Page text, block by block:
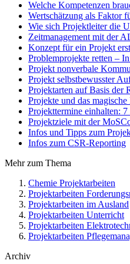
Welche Kompetenzen
Wertschätzung als Faktor
Wie sich Projektleiter die
Zeitmanagement mit der
Konzept für ein Projekt
Problemprojekte retten –
Projekt nonverbale
Projekt selbstbewusster
Projektarten auf Basis der
Projekte und das
Projekttermine einhalten:
Projektziele mit der
Infos und Tipps zum
Infos zum CSR-Reporting
Mehr zum Thema
Chemie Projektarbeiten
Projektarbeiten
Projektarbeiten im Ausland
Projektarbeiten Unterricht
Projektarbeiten
Projektarbeiten
Archiv